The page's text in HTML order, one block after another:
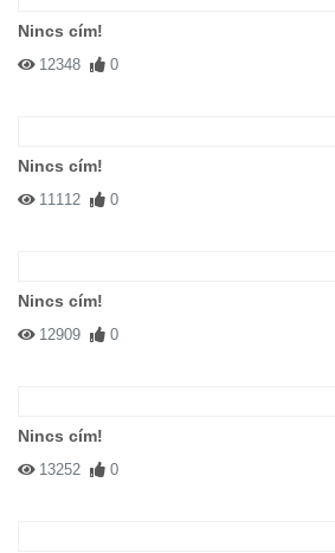
Nincs cím!
12348 0
Nincs cím!
11112 0
Nincs cím!
12909 0
Nincs cím!
13252 0